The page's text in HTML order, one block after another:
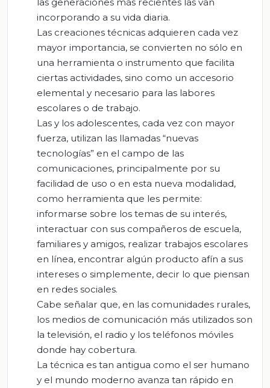
incorporando a su vida diaria.
Las creaciones técnicas adquieren cada vez
mayor importancia, se convierten no sólo en
una herramienta o instrumento que facilita
ciertas actividades, sino como un accesorio
elemental y necesario para las labores
escolares o de trabajo.
Las y los adolescentes, cada vez con mayor
fuerza, utilizan las llamadas “nuevas
tecnologías” en el campo de las
comunicaciones, principalmente por su
facilidad de uso o en esta nueva modalidad,
como herramienta que les permite:
informarse sobre los temas de su interés,
interactuar con sus compañeros de escuela,
familiares y amigos, realizar trabajos escolares
en línea, encontrar algún producto afín a sus
intereses o simplemente, decir lo que piensan
en redes sociales.
Cabe señalar que, en las comunidades rurales,
los medios de comunicación más utilizados son
la televisión, el radio y los teléfonos móviles
donde hay cobertura.
La técnica es tan antigua como el ser humano
y el mundo moderno avanza tan rápido en